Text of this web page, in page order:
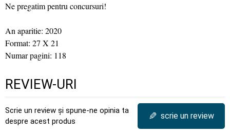
Ne pregatim pentru concursuri!
An aparitie: 2020
Format: 27 X 21
Numar pagini: 118
REVIEW-URI
Scrie un review și spune-ne opinia ta
despre acest produs
✎ scrie un review